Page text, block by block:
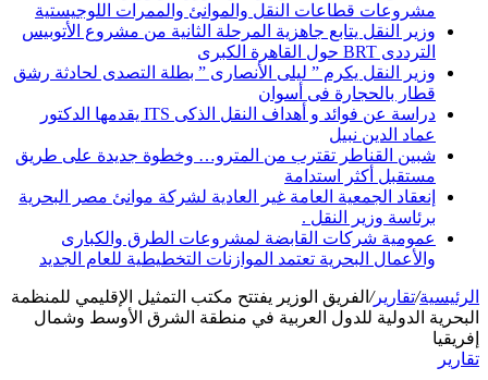
مشروعات قطاعات النقل والموانئ والممرات اللوجيستية
وزير النقل يتابع جاهزية المرحلة الثانية من مشروع الأتوبيس
الترددى BRT حول القاهرة الكبرى
وزير النقل يكرم ” ليلى الأنصارى ” بطلة التصدى لحادثة رشق
قطار بالحجارة فى أسوان
دراسة عن فوائد و أهداف النقل الذكى ITS يقدمها الدكتور
عماد الدين نبيل
شبين القناطر تقترب من المترو… وخطوة جديدة على طريق
مستقبل أكثر استدامة
إنعقاد الجمعية العامة غير العادية لشركة موانئ مصر البحرية
برئاسة وزير النقل .
عمومية شركات القابضة لمشروعات الطرق والكبارى
والأعمال البحرية تعتمد الموازنات التخطيطية للعام الجديد
الرئيسية/تقارير/ الفريق الوزير يفتتح مكتب التمثيل الإقليمي للمنظمة
البحرية الدولية للدول العربية في منطقة الشرق الأوسط وشمال
إفريقيا
تقارير